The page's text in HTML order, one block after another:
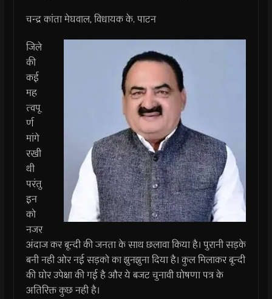
चन्द्र कांता मेघवाल, विधायक के. पाटन
जिले
की
कई
मह
त्वपू
र्ण
मांगे
रखी
थी
परंतु
इन
को
नजर
अंदाज कर बून्दी की जनता के साथ छलावा किया है। पुरानी सड़के
बनी नही ओर नई सड़को का झुनझुना दिया है। कुल मिलाकर बून्दी
की घोर उपेक्षा की गई है और ये बजट चुनावी घोषणा पत्र के
अतिरिक्त कुछ नही है।